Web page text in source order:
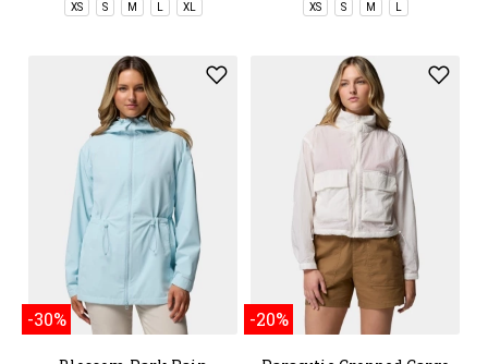
XS S M L XL XS S M L
-30% -20%